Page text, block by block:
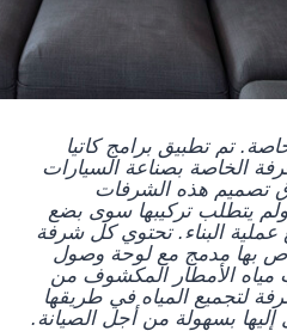
تم تطبيق برامج كاتيا
الخاصة بصناعة السيارات
تصميم هذه الشرفات
ولم يتطلب تركيبها سوى بضع
البناء. تحتوي كل شرفة
بها مدمج مع لوحة وصول
مياه الأمطار المكشوف من
لتجميع المياه في طريقها
بسهولة من أجل الصيانة.